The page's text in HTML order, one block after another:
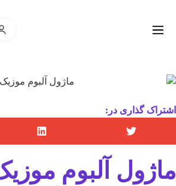
اشتراک گذاری در:
ماژول آلبوم